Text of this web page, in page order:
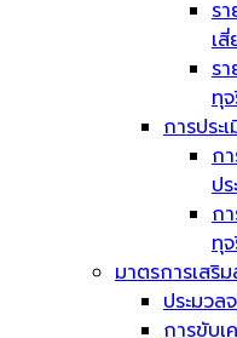
ร
เ
ร
ทุ
การประ
ก
ป
ก
ทุ
มาตรการเสริ
ประมวล
การขับเ